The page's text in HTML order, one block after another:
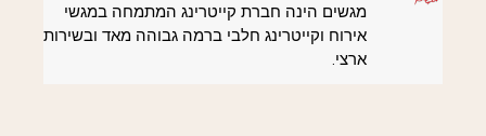
מגשים הינה חברת קייטרינג המתמחה במגשי
אירוח וקייטרינג חלבי ברמה גבוהה מאד ובשירות
ארצי.